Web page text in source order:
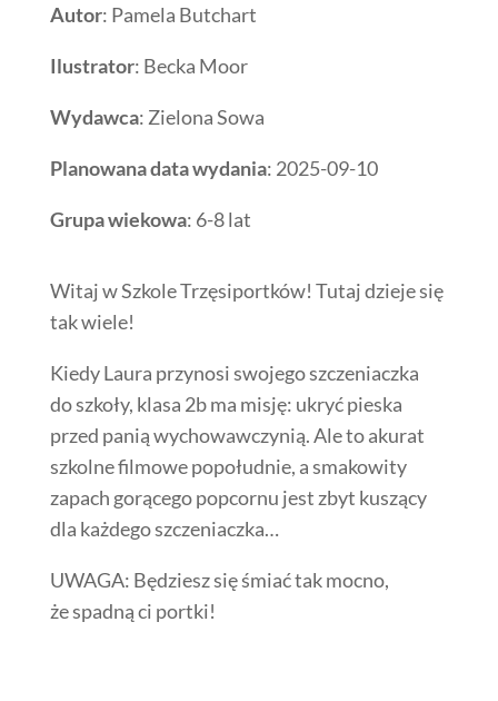
Autor: Pamela Butchart
Ilustrator: Becka Moor
Wydawca: Zielona Sowa
Planowana data wydania: 2025-09-10
Grupa wiekowa: 6-8 lat
Witaj w Szkole Trzęsiportków! Tutaj dzieje się
tak wiele!
Kiedy Laura przynosi swojego szczeniaczka
do szkoły, klasa 2b ma misję: ukryć pieska
przed panią wychowawczynią. Ale to akurat
szkolne filmowe popołudnie, a smakowity
zapach gorącego popcornu jest zbyt kuszący
dla każdego szczeniaczka…
UWAGA: Będziesz się śmiać tak mocno,
że spadną ci portki!